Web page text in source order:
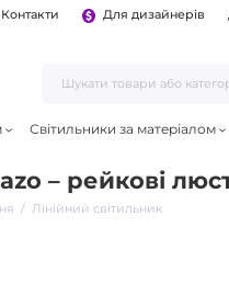
Контакти Для дизайнерів
Світильники за матеріалом
– рейкові
Лінійний світильник